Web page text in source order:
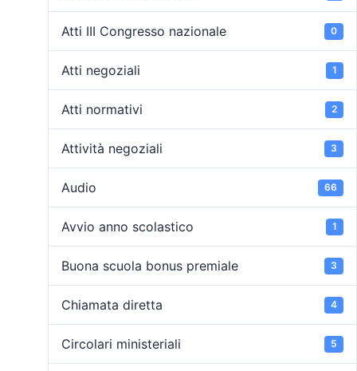
Atti III Congresso nazionale 0
Atti negoziali 1
Atti normativi 2
Attività negoziali 3
Audio 66
Avvio anno scolastico 1
Buona scuola bonus premiale 3
Chiamata diretta 4
Circolari ministeriali 5